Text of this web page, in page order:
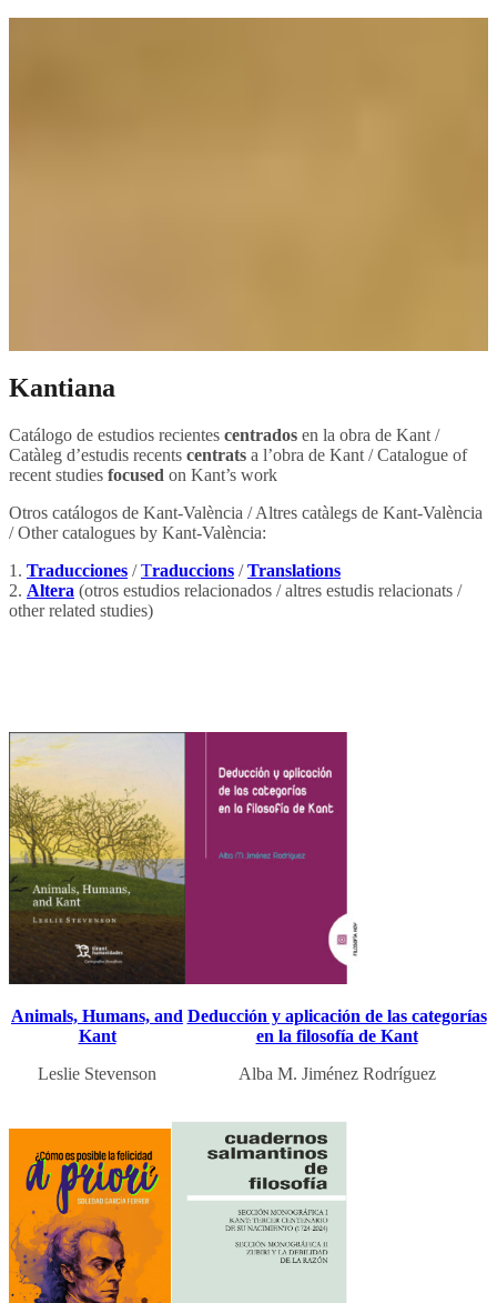
Kantiana
Catálogo de estudios recientes centrados en la obra de Kant /
Catàleg d’estudis recents centrats a l’obra de Kant / Catalogue of
recent studies focused on Kant’s work
Otros catálogos de Kant-València / Altres catàlegs de Kant-València
/ Other catalogues by Kant-València:
1. Traducciones /Traduccions /Translations
2. Altera (otros estudios relacionados / altres estudis relacionats /
other related studies)
Animals, Humans, and
Kant
Leslie Stevenson
Deducción y aplicación de las categorías
en la filosofía de Kant
Alba M. Jiménez Rodríguez